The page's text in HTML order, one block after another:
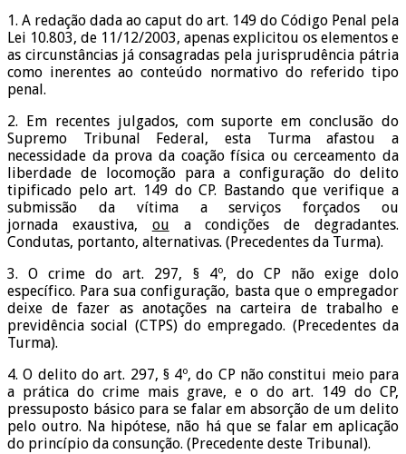
1. A redação dada ao caput do art. 149 do Código Penal pela
Lei 10.803, de 11/12/2003, apenas explicitou os elementos e
as circunstâncias já consagradas pela jurisprudência pátria
como inerentes ao conteúdo normativo do referido tipo
penal.
2. Em recentes julgados, com suporte em conclusão do
Supremo Tribunal Federal, esta Turma afastou a
necessidade da prova da coação física ou cerceamento da
liberdade de locomoção para a configuração do delito
tipificado pelo art. 149 do CP. Bastando que verifique a
submissão da vítima a serviços forçados ou
jornada exaustiva, ou a condições de degradantes.
Condutas, portanto, alternativas. (Precedentes da Turma).
3. O crime do art. 297, § 4º, do CP não exige dolo
específico. Para sua configuração, basta que o empregador
deixe de fazer as anotações na carteira de trabalho e
previdência social (CTPS) do empregado. (Precedentes da
Turma).
4. O delito do art. 297, § 4º, do CP não constitui meio para
a prática do crime mais grave, e o do art. 149 do CP,
pressuposto básico para se falar em absorção de um delito
pelo outro. Na hipótese, não há que se falar em aplicação
do princípio da consunção. (Precedente deste Tribunal).